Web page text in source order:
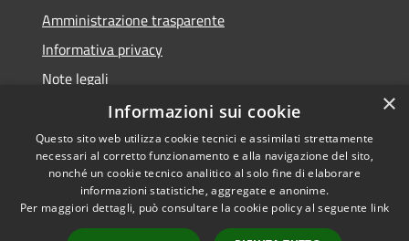
Amministrazione trasparente
Informativa privacy
Note legali
Dichiarazione di accessibilità
RSS
Accessibilità
Copyright © 2026 • Comune di
×
Informazioni sui cookie
Questo sito web utilizza cookie tecnici e assimilati strettamente
necessari al corretto funzionamento e alla navigazione del sito,
nonché un cookie tecnico analitico al solo fine di elaborare
informazioni statistiche, aggregate e anonime.
Per maggiori dettagli, può consultare la cookie policy al seguente link